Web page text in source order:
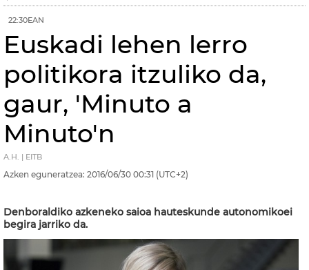
22:30EAN
Euskadi lehen lerro
politikora itzuliko da,
gaur, 'Minuto a
Minuto'n
A.H. | EITB
Azken eguneratzea: 2016/06/30 00:31 (UTC+2)
Denboraldiko azkeneko saioa hauteskunde autonomikoei
begira jarriko da.